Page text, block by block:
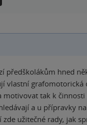
předškolákům hned
vlastní grafomotorická
motivovat tak k
a u přípravky
užitečné rady, jak